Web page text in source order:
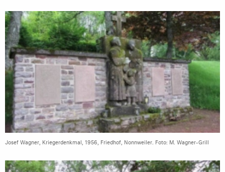
Josef Wagner, Kriegerdenkmal, 1956, Friedhof, Nonnweiler. Foto: M. Wagner-Grill